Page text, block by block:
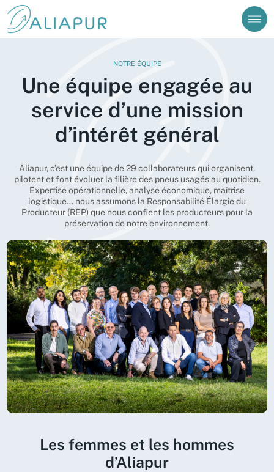
NOTRE ÉQUIPE
Une équipe engagée au
service d’une mission
d’intérêt général
Aliapur, c’est une équipe de 29 collaborateurs qui organisent,
pilotent et font évoluer la filière des pneus usagés au quotidien.
Expertise opérationnelle, analyse économique, maîtrise
logistique… nous assumons la Responsabilité Élargie du
Producteur (REP) que nous confient les producteurs pour la
préservation de notre environnement.
Les femmes et les hommes
d’Aliapur
Créer un compte
Aliabase
Nom
Cependant, si vous avez une question relative à une
via le formulaire disponible dans notre Foire aux
Consulter la FAQ Continuer